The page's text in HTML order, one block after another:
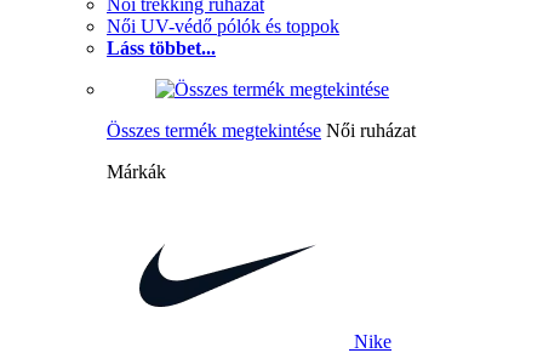
Női trekking ruházat
Női UV-védő pólók és toppok
Láss többet...
Összes termék megtekintése Női ruházat
Márkák
Nike